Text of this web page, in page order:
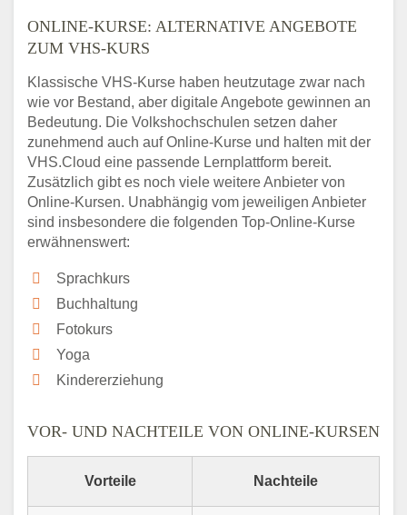
ONLINE-KURSE: ALTERNATIVE ANGEBOTE
ZUM VHS-KURS
Klassische VHS-Kurse haben heutzutage zwar nach
wie vor Bestand, aber digitale Angebote gewinnen an
Bedeutung. Die Volkshochschulen setzen daher
zunehmend auch auf Online-Kurse und halten mit der
VHS.Cloud eine passende Lernplattform bereit.
Zusätzlich gibt es noch viele weitere Anbieter von
Online-Kursen. Unabhängig vom jeweiligen Anbieter
sind insbesondere die folgenden Top-Online-Kurse
erwähnenswert:
Sprachkurs
Buchhaltung
Fotokurs
Yoga
Kindererziehung
VOR- UND NACHTEILE VON ONLINE-KURSEN
Vorteile Nachteile